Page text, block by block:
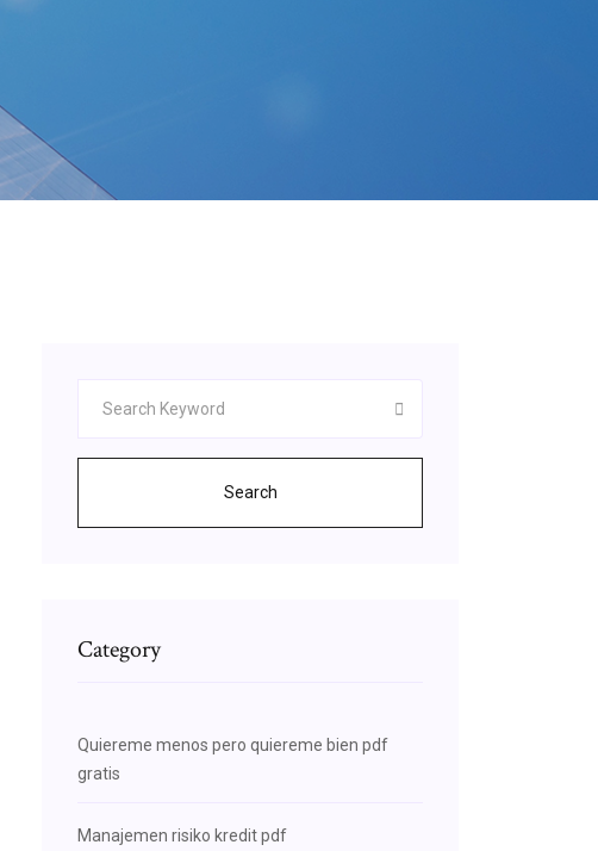
Search
Category
Quiereme menos pero quiereme bien pdf
gratis
Manajemen risiko kredit pdf